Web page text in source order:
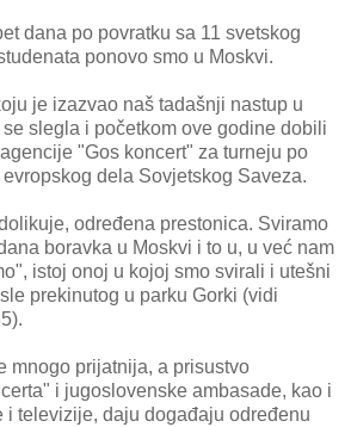
dana po povratku sa 11 svetskog
ponovo smo u Moskvi.
je izazvao naš tadašnji nastup u
slegla i početkom ove godine dobili
"Gos koncert" za turneju po
dela Sovjetskog Saveza.
određena prestonica. Sviramo
boravka u Moskvi i to u, u već nam
istoj onoj u kojoj smo svirali i utešni
prekinutog u parku Gorki (vidi
mnogo prijatnija, a prisustvo
i jugoslovenske ambasade, kao i
i televizije, daju događaju određenu